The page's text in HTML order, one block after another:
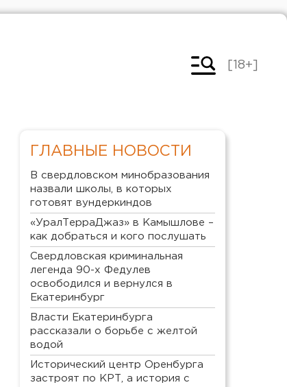
[18+]
ГЛАВНЫЕ НОВОСТИ
В свердловском минобразования
назвали школы, в которых
готовят вундеркиндов
«УралТерраДжаз» в Камышлове –
как добраться и кого послушать
Свердловская криминальная
легенда 90-х Федулев
освободился и вернулся в
Екатеринбург
Власти Екатеринбурга
рассказали о борьбе с желтой
водой
Исторический центр Оренбурга
застроят по КРТ, а история с